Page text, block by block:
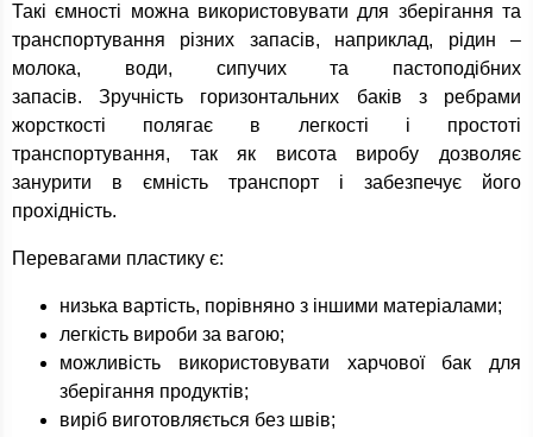
Такі ємності можна використовувати для зберігання та
транспортування різних запасів, наприклад, рідин –
молока, води, сипучих та пастоподібних
запасів. Зручність горизонтальних баків з ребрами
жорсткості полягає в легкості і простоті
транспортування, так як висота виробу дозволяє
занурити в ємність транспорт і забезпечує його
прохідність.
Перевагами пластику є:
низька вартість, порівняно з іншими матеріалами;
легкість вироби за вагою;
можливість використовувати харчової бак для
зберігання продуктів;
виріб виготовляється без швів;